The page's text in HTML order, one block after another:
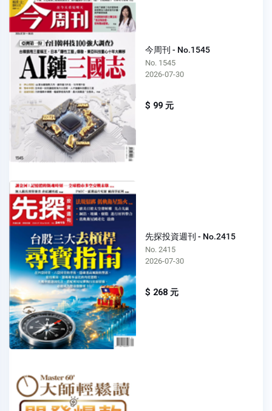
今周刊 - No.1545
No. 1545
2026-07-30
$ 99 元
先探投資週刊 - No.2415
No. 2415
2026-07-30
$ 268 元